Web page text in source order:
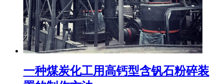
一种煤炭化工用高钙型含钒石粉碎装